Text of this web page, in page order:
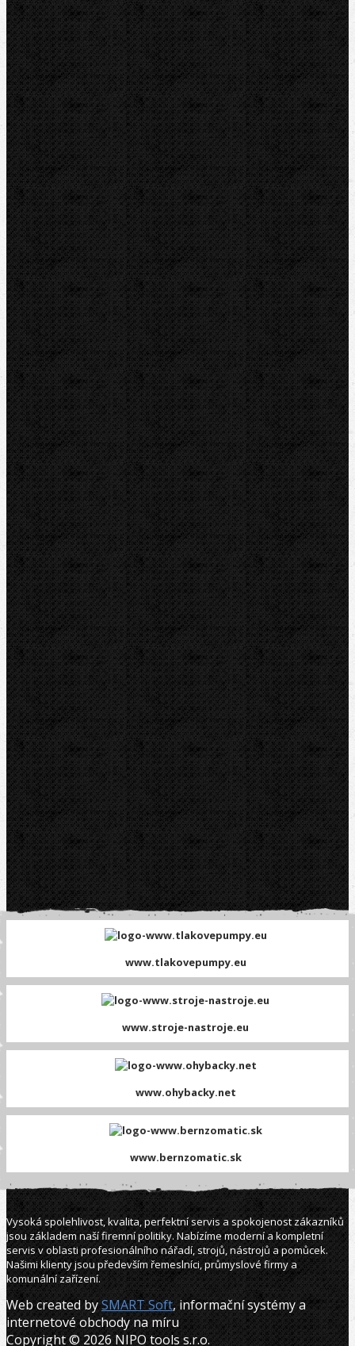
Guilbert EXPRESS
ZENTEN
DYTRON
KNIPEX
LOXEAL
REED
HEUER
IRWIN
RYOBI
Kontakt
NIPO Tools s.r.o
Lipová 7
CZ-763 26 LUHAČOVICE
Telefon obj.:
602 719 020
Telefon fakt.:
608 719 020
E-mail:
nipo@nipo.cz
Platební brána GOPAY
www.tlakovepumpy.eu
www.stroje-nastroje.eu
www.ohybacky.net
www.bernzomatic.sk
Vysoká spolehlivost, kvalita, perfektní servis a spokojenost zákazníků
jsou základem naší firemní politiky. Nabízíme moderní a kompletní
servis v oblasti profesionálního nářadí, strojů, nástrojů a pomůcek.
Našimi klienty jsou především řemeslníci, průmyslové firmy a
komunální zařízení.
Web created bySMART Soft, informační systémy a
internetové obchody na míru
Copyright © 2026 NIPO tools s.r.o.